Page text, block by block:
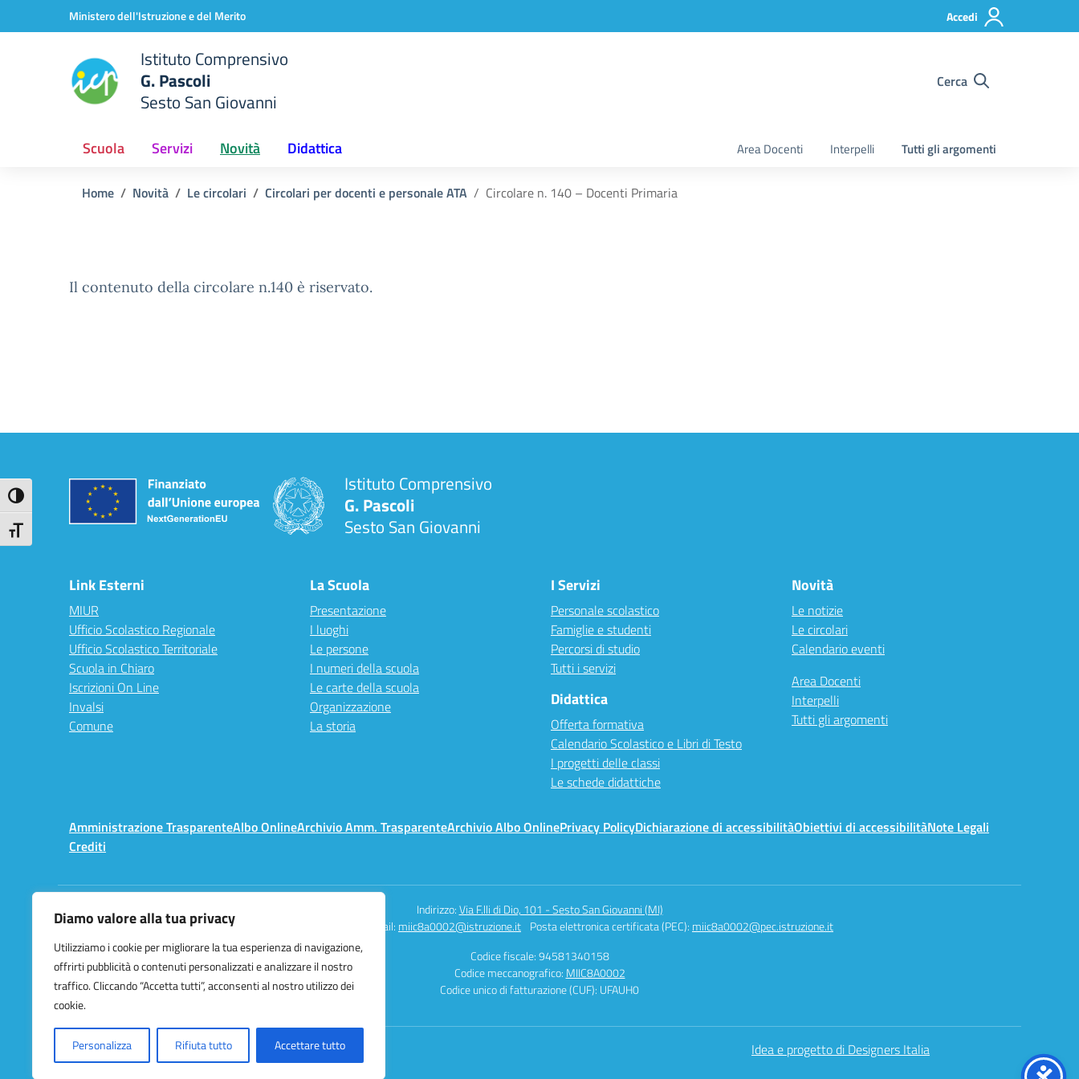
Diamo valore alla tua privacy
Utilizziamo i cookie per migliorare la tua esperienza di navigazione,
offrirti pubblicità o contenuti personalizzati e analizzare il nostro
traffico. Cliccando “Accetta tutti”, acconsenti al nostro utilizzo dei
cookie.
Personalizza Rifiuta tutto Accettare tutto
Attiva/disattiva alto contrasto
Attiva/disattiva dimensione testo
Vai ai contenuti
Vai al menu di navigazioneMinistero dell'Istruzione e del Merito Accedi
Istituto Comprensivo
G. Pascoli
Sesto San Giovanni
Cerca
Scuola Servizi Novità Didattica Area Docenti Interpelli Tutti gli argomenti
Home Novità Le circolari Circolari per docenti e personale ATA Circolare n. 140 – Docenti Primaria
Il contenuto della circolare n.140 è riservato.
Istituto Comprensivo
G. Pascoli
Sesto San Giovanni
Link Esterni
MIUR
Ufficio Scolastico Regionale
Ufficio Scolastico Territoriale
Scuola in Chiaro
Iscrizioni On Line
Invalsi
Comune
La Scuola
Presentazione
I luoghi
Le persone
I numeri della scuola
Le carte della scuola
Organizzazione
La storia
I Servizi
Personale scolastico
Famiglie e studenti
Percorsi di studio
Tutti i servizi
Didattica
Offerta formativa
Calendario Scolastico e Libri di Testo
I progetti delle classi
Le schede didattiche
Novità
Le notizie
Le circolari
Calendario eventi
Area Docenti
Interpelli
Tutti gli argomenti
Amministrazione TrasparenteAlbo OnlineArchivio Amm. TrasparenteArchivio Albo OnlinePrivacy PolicyDichiarazione di accessibilitàObiettivi di accessibilitàNote Legali
Crediti
Indirizzo:Via F.lli di Dio, 101 - Sesto San Giovanni (MI)
Email: miic8a0002@istruzione.it Posta elettronica certificata (PEC): miic8a0002@pec.istruzione.it
Codice fiscale: 94581340158
Codice meccanografico: MIIC8A0002
Codice unico di fatturazione (CUF): UFAUH0
Idea e progetto di Designers Italia